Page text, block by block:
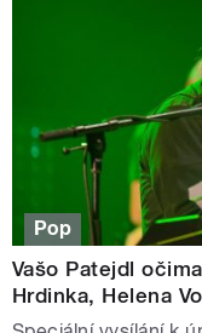
Pop
Vašo Patejdl
Hrdinka, Helena